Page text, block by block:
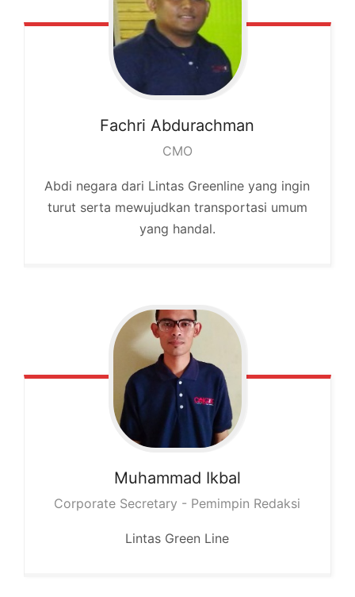
Fachri Abdurachman
CMO
Abdi negara dari Lintas Greenline yang ingin
turut serta mewujudkan transportasi umum
yang handal.
Muhammad Ikbal
Corporate Secretary - Pemimpin Redaksi
Lintas Green Line